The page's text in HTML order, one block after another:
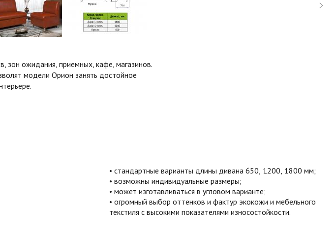
зон ожидания, приемных, кафе, магазинов.
модели Орион занять достойное
стандартные варианты длины дивана 650, 1200, 1800 мм;
возможны индивидуальные размеры;
может изготавливаться в угловом варианте;
огромный выбор оттенков и фактур экокожи и мебельного
текстиля с высокими показателями износостойкости.